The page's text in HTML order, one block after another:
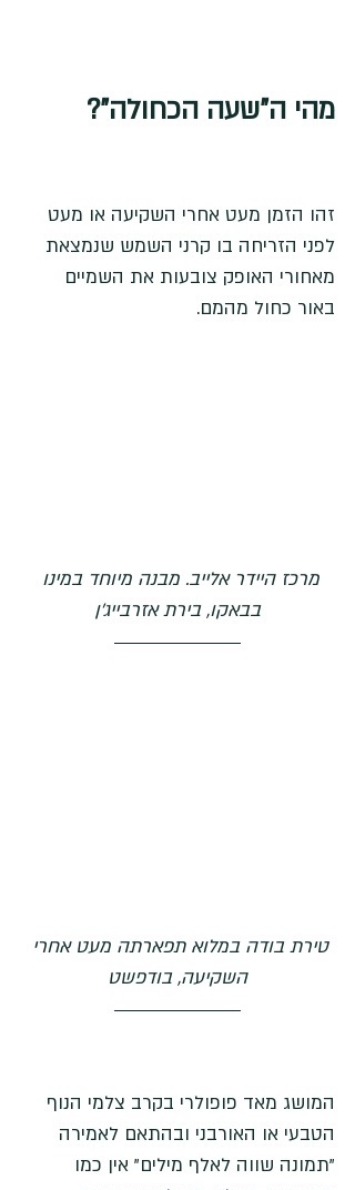
מהי ה"שעה הכחולה"?
זהו הזמן מעט אחרי השקיעה או מעט
לפני הזריחה בו קרני השמש שנמצאת
מאחורי האופק צובעות את השמיים
באור כחול מהמם.
מרכז היידר אלייב. מבנה מיוחד במינו
בבאקו, בירת אזרבייג'ן
טירת בודה במלוא תפארתה מעט אחרי
השקיעה, בודפשט
המושג מאד פופולרי בקרב צלמי הנוף
הטבעי או האורבני ובהתאם לאמירה
"תמונה שווה לאלף מילים" אין כמו